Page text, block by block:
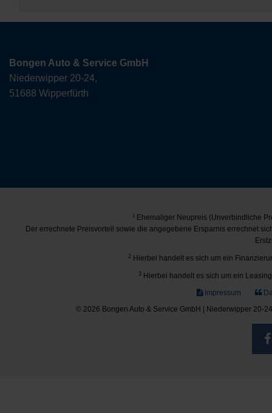
Bongen Auto & Service GmbH
Niederwipper 20-24,
51688 Wipperfürth
1Ehemaliger Neupreis (Unverbindliche
Der errechnete Preisvorteil sowie die angegebene Ersparnis errechnet
2 Hierbei handelt es sich um ein
3 Hierbei handelt es sich um ein
Impressum
© 2026 Bongen Auto & Service GmbH | Niederwipper 20-